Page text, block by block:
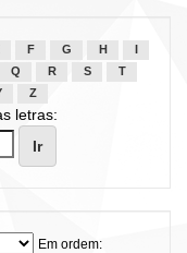
F G H
Q R S
T
Z
letras:
Em ordem: